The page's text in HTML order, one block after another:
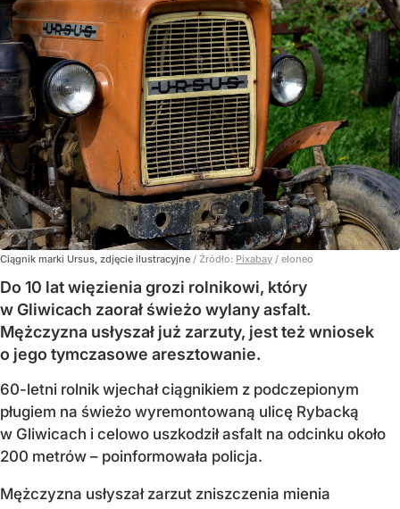
Ciągnik marki Ursus, zdjęcie ilustracyjne / Źródło: Pixabay / eloneo
Do 10 lat więzienia grozi rolnikowi, który
w Gliwicach zaorał świeżo wylany asfalt.
Mężczyzna usłyszał już zarzuty, jest też wniosek
o jego tymczasowe aresztowanie.
60-letni rolnik wjechał ciągnikiem z podczepionym
pługiem na świeżo wyremontowaną ulicę Rybacką
w Gliwicach i celowo uszkodził asfalt na odcinku około
200 metrów – poinformowała policja.
Mężczyzna usłyszał zarzut zniszczenia mienia